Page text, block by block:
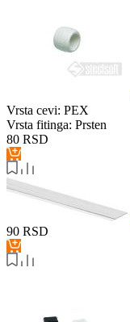
Vrsta cevi: PEX
Vrsta fitinga: Prsten
80 RSD
90 RSD